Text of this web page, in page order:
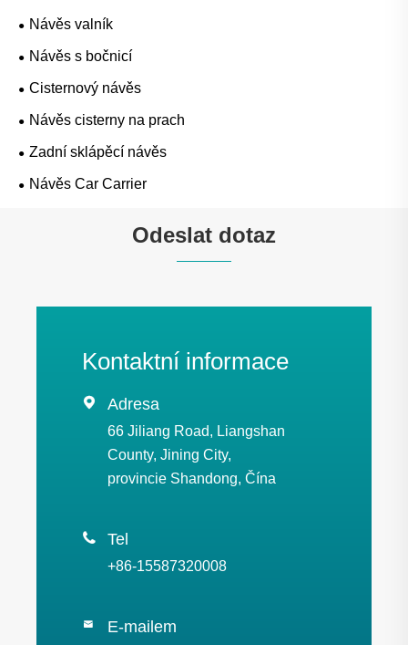
Návěs valník
Návěs s bočnicí
Cisternový návěs
Návěs cisterny na prach
Zadní sklápěcí návěs
Návěs Car Carrier
Odeslat dotaz
Kontaktní informace
 Adresa
66 Jiliang Road, Liangshan
County, Jining City,
provincie Shandong, Čína
 Tel
+86-15587320008
 E-mailem